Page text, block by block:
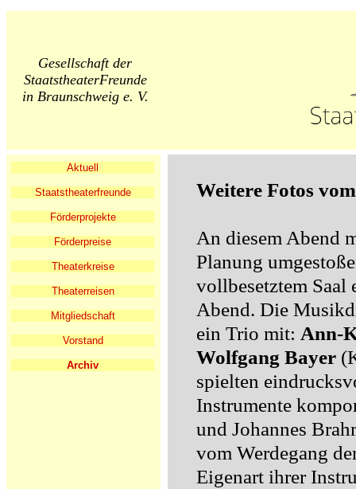
Gesellschaft der
StaatstheaterFreunde
in Braunschweig e. V.
Aktuell
Staatstheaterfreunde
Förderprojekte
Förderpreise
Theaterkreise
Theaterreisen
Mitgliedschaft
Vorstand
Archiv
Weitere Fotos
An diesem Abend
Planung
vollbesetztem Saal
Abend. Die
ein Trio mit: Ann-
Wolfgang Bayer
spielten
Instrumente
und Johannes
vom Werdegang
Eigenart ihrer